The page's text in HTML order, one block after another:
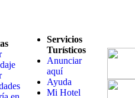
Servicios
Turísticos
Anunciar
aquí
Ayuda
Mi Hotel